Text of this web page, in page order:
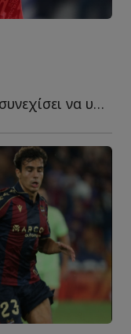
Ο Οδυσσέας Βλαχοδήμος θα συνεχίσει να υπερασπίζεται τ...